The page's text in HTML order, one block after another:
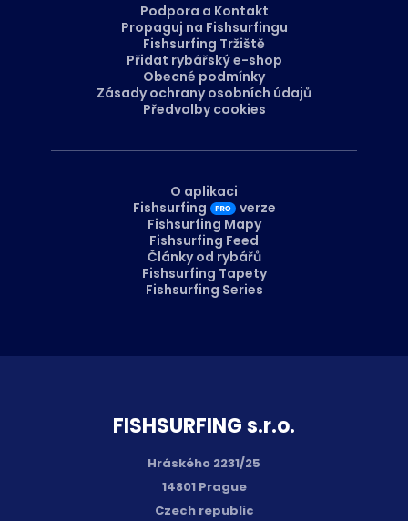
FISH­SURFING s.r.o.
Hráského 2231/25
14801 Prague
Czech republic
Podpora a Kontakt
Propaguj na Fishsurfingu
Fishsurfing Tržiště
Přidat rybářský e-shop
Obecné podmínky
Zásady ochrany osobních údajů
Předvolby cookies
O aplikaci
Fishsurfing
verze
Fishsurfing Mapy
Fishsurfing Feed
Články od rybářů
Fishsurfing Tapety
Fishsurfing Series